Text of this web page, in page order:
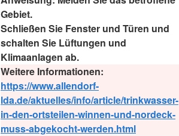
Gebiet.
Schließen Sie Fenster und Türen und
schalten Sie Lüftungen und
Klimaanlagen ab.
Weitere Informationen:
https://www.allendorf-
lda.de/aktuelles/info/article/trinkwasser-
in-den-ortsteilen-winnen-und-nordeck-
muss-abgekocht-werden.html